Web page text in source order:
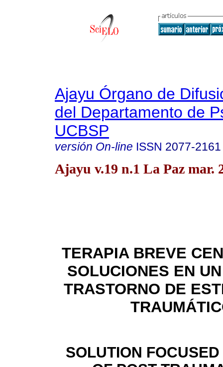
Ajayu Órgano de
del Departamento de
UCBSP
versión On-line ISSN 2077-2161
Ajayu v.19 n.1 La Paz mar.
TERAPIA BREVE
SOLUCIONES EN
TRASTORNO DE
SOLUTION